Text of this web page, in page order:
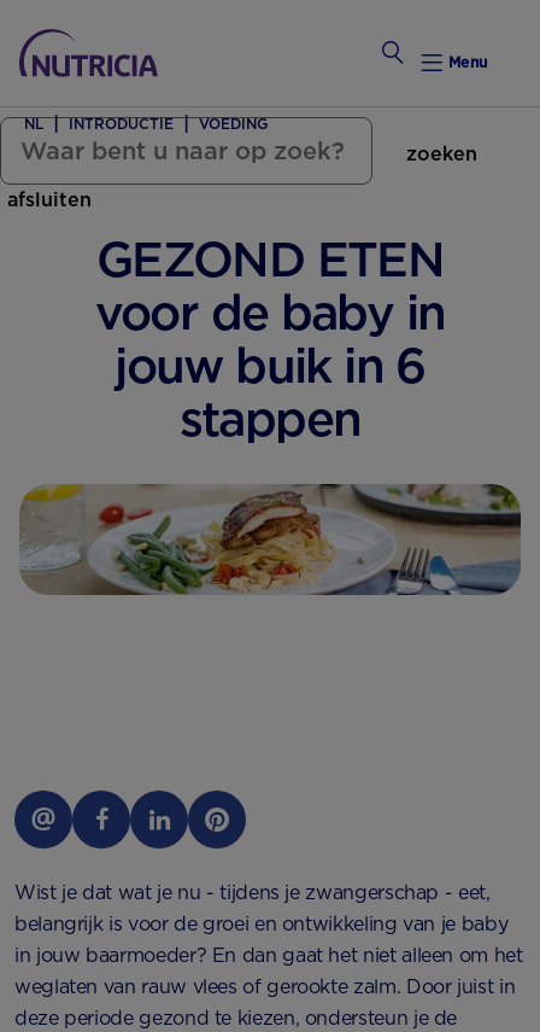
Zwanger Worden
Menu
zoeken
afsluiten
GEZOND ETEN
voor de baby in
jouw buik in 6
stappen
NL INTRODUCTIE VOEDING
Wist je dat wat je nu - tijdens je zwangerschap - eet,
belangrijk is voor de groei en ontwikkeling van je baby
in jouw baarmoeder? En dan gaat het niet alleen om het
weglaten van rauw vlees of gerookte zalm. Door juist in
deze periode gezond te kiezen, ondersteun je de